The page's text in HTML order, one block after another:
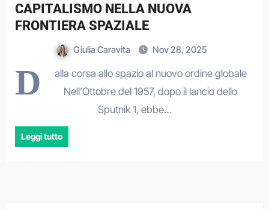
CAPITALISMO NELLA NUOVA
FRONTIERA SPAZIALE
Giulia Caravita Nov 28, 2025
D
alla corsa allo spazio al nuovo ordine globale
Nell’Ottobre del 1957, dopo il lancio dello
Sputnik 1, ebbe…
Leggi tutto